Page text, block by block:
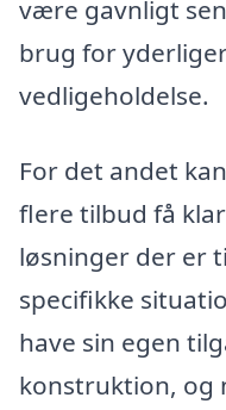
være gavnligt
brug for
vedligeholdelse.
For det andet
flere tilbud få
løsninger der er
specifikke
have sin egen
konstruktion, og